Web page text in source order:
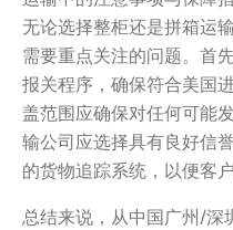
无论选择整柜还是拼箱运
需要重点关注的问题。首
报关程序，确保符合美国
盖范围应确保对任何可能
输公司应选择具有良好信
的货物追踪系统，以便客
总结来说，从中国广州/深